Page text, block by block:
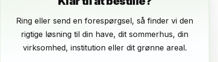
Ring eller send en forespørgsel, så finder vi den
rigtige løsning til din have, dit sommerhus, din
virksomhed, institution eller dit grønne areal.